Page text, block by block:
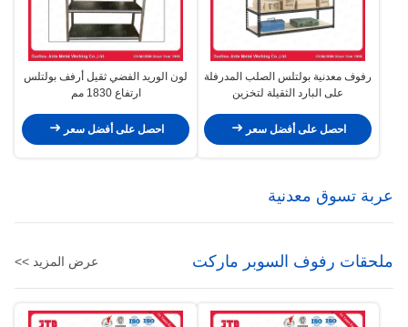
رفوف معدنية بولتلس الصلب المدرفلة
على البارد الثقيلة لتخزين
احصل على أفضل سعر
لون الوريد الفضي ثقيل أرفف بولتلس
ارتفاع 1830 مم
احصل على أفضل سعر
عربة تسوق معدنية
ملحقات رفوف السوبر ماركت عرض المزيد >>